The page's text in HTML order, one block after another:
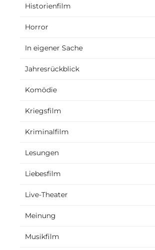
Historienfilm
Horror
In eigener Sache
Jahresrückblick
Komödie
Kriegsfilm
Kriminalfilm
Lesungen
Liebesfilm
Live-Theater
Meinung
Musikfilm